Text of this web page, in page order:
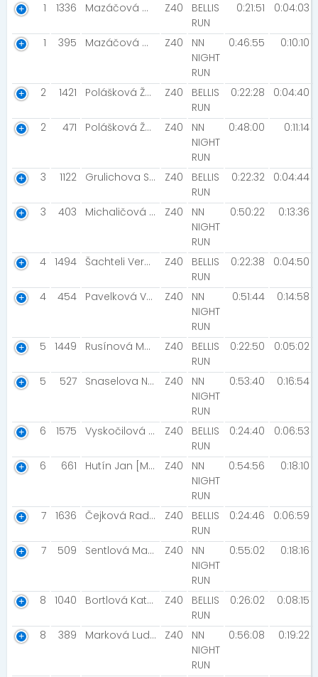
1 1336 Mazáčová Martina [NN Night Run Team] Z40
BELLIS
RUN
0:21:51 0:04:03
1 395 Mazáčová Martina [NN Night Run Team] Z40
NN
NIGHT
RUN
0:46:55 0:10:10
2 1421 Polášková Žaneta [NightRun team] Z40
BELLIS
RUN
0:22:28 0:04:40
2 471 Polášková Žaneta [NightRun team] Z40
NN
NIGHT
RUN
0:48:00 0:11:14
3 1122 Grulichova Simona Z40
BELLIS
RUN
0:22:32 0:04:44
3 403 Michaličová Jana Z40
NN
NIGHT
RUN
0:50:22 0:13:36
4 1494 Šachteli Veronika Z40
BELLIS
RUN
0:22:38 0:04:50
4 454 Pavelková Vendula Z40
NN
NIGHT
RUN
0:51:44 0:14:58
5 1449 Rusínová Monika [SK Žebětín] Z40
BELLIS
RUN
0:22:50 0:05:02
5 527 Snaselova Navratilova Vendula [BK Ludgerovice ] Z40
NN
NIGHT
RUN
0:53:40 0:16:54
6 1575 Vyskočilová Jana Z40
BELLIS
RUN
0:24:40 0:06:53
6 661 Hutín Jan [MK SEITL] Z40
NN
NIGHT
RUN
0:54:56 0:18:10
7 1636 Čejková Radka Z40
BELLIS
RUN
0:24:46 0:06:59
7 509 Sentlová Magda [Senlíci] Z40
NN
NIGHT
RUN
0:55:02 0:18:16
8 1040 Bortlová Kateřina [POHODA TEAM KOPŘIVNICE] Z40
BELLIS
RUN
0:26:02 0:08:15
8 389 Marková Ludmila Z40
NN
NIGHT
RUN
0:56:08 0:19:22